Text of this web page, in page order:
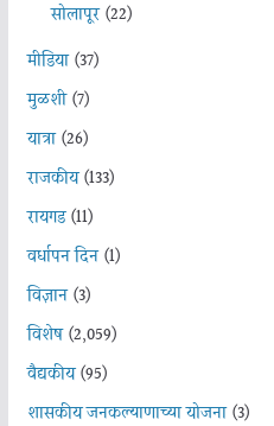
सोलापूर(22)
मीडिया(37)
मुळशी(7)
यात्रा(26)
राजकीय(133)
रायगड(11)
वर्धापन दिन(1)
विज्ञान(3)
विशेष(2,059)
वैद्यकीय(95)
शासकीय जनकल्याणाच्या योजना(3)